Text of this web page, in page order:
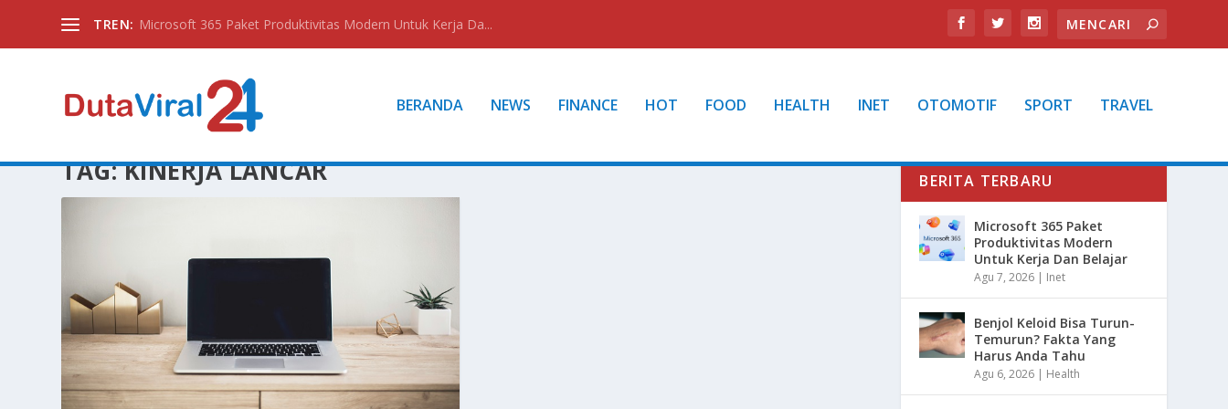
TREN: Microsoft 365 Paket Produktivitas Modern Untuk Kerja Da...
BERANDA NEWS FINANCE HOT FOOD HEALTH INET OTOMOTIF SPORT TRAVEL
TAG:KINERJA LANCAR BERITA TERBARU
Microsoft 365 Paket
Produktivitas Modern
Untuk Kerja Dan Belajar
Agu 7, 2026 | Inet
Benjol Keloid Bisa Turun-
Temurun? Fakta Yang
Harus Anda Tahu
Agu 6, 2026 | Health